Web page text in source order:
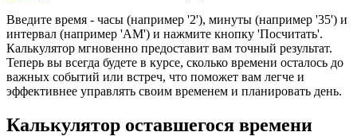
Введите время - часы (например '2'), минуты (например '35') и
интервал (например 'AM') и нажмите кнопку 'Посчитать'.
Калькулятор мгновенно предоставит вам точный результат.
Теперь вы всегда будете в курсе, сколько времени осталось до
важных событий или встреч, что поможет вам легче и
эффективнее управлять своим временем и планировать день.
Калькулятор оставшегося времени